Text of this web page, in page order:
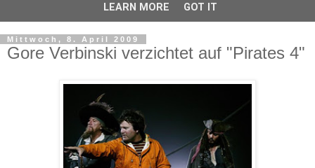
Mittwoch, 8. April 2009
Gore Verbinski verzichtet auf "Pirates 4"
LEARN MORE GOT IT